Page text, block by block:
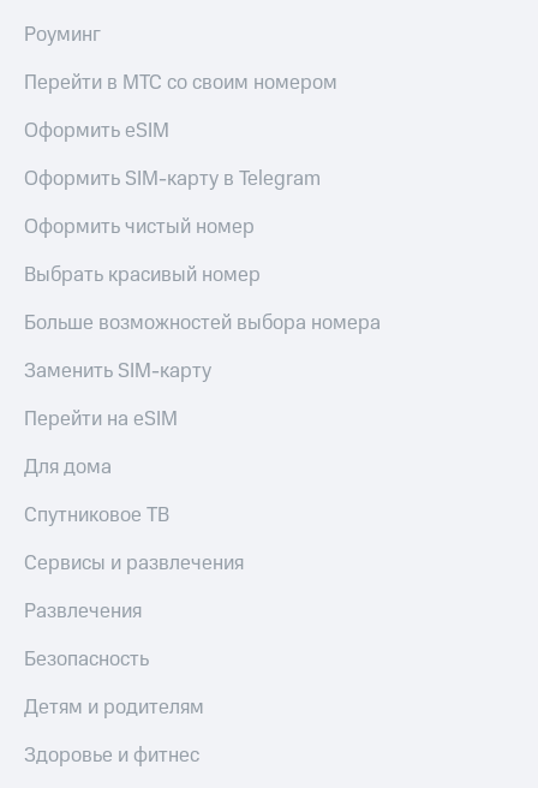
Роуминг
Перейти в МТС со своим номером
Оформить eSIM
Оформить SIM-карту в Telegram
Оформить чистый номер
Выбрать красивый номер
Больше возможностей выбора номера
Заменить SIM-карту
Перейти на eSIM
Для дома
Спутниковое ТВ
Сервисы и развлечения
Развлечения
Безопасность
Детям и родителям
Здоровье и фитнес